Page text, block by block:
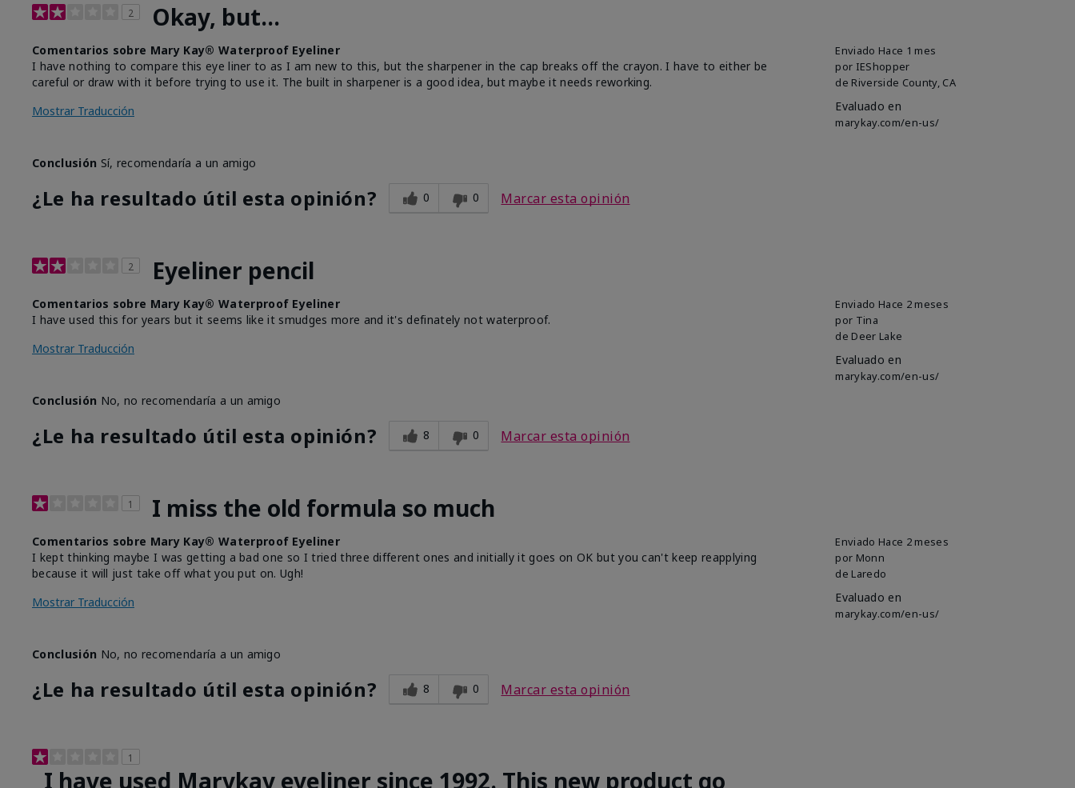
2 Okay, but...
Enviado Hace 1 mes
por IEShopper
de Riverside County, CA
Evaluado en
marykay.com/en-us/
Comentarios sobre Mary Kay® Waterproof Eyeliner
I have nothing to compare this eye liner to as I am new to this, but the sharpener in the cap breaks off the crayon. I have to either be
careful or draw with it before trying to use it. The built in sharpener is a good idea, but maybe it needs reworking.
Mostrar Traducción
Conclusión Sí, recomendaría a un amigo
¿Le ha resultado útil esta opinión? 0 0 Marcar esta opinión
2 Eyeliner pencil
Enviado Hace 2 meses
por Tina
de Deer Lake
Evaluado en
marykay.com/en-us/
Comentarios sobre Mary Kay® Waterproof Eyeliner
I have used this for years but it seems like it smudges more and it's definately not waterproof.
Mostrar Traducción
Conclusión No, no recomendaría a un amigo
¿Le ha resultado útil esta opinión? 8 0 Marcar esta opinión
1 I miss the old formula so much
Enviado Hace 2 meses
por Monn
de Laredo
Evaluado en
marykay.com/en-us/
Comentarios sobre Mary Kay® Waterproof Eyeliner
I kept thinking maybe I was getting a bad one so I tried three different ones and initially it goes on OK but you can't keep reapplying
because it will just take off what you put on. Ugh!
Mostrar Traducción
Conclusión No, no recomendaría a un amigo
¿Le ha resultado útil esta opinión? 8 0 Marcar esta opinión
1
I have used Marykay eyeliner since 1992. This new product go